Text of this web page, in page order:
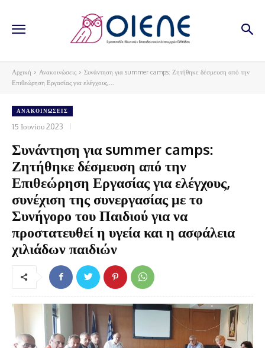
Αρχική Ανακοινώσεις
Συνάντηση για summer camps: Ζητήθηκε δέσμευση από την
Επιθεώρηση Εργασίας για ελέγχους,...
ΑΝΑΚΟΙΝΏΣΕΙΣ
15 Ιουνίου 2023
Συνάντηση για summer camps:
Ζητήθηκε δέσμευση από την
Επιθεώρηση Εργασίας για ελέγχους,
συνέχιση της συνεργασίας με το
Συνήγορο του Παιδιού για να
προστατευθεί η υγεία και η ασφάλεια
χιλιάδων παιδιών